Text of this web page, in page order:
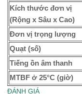
Kích thước đơn vị
(Rộng x Sâu x Cao)
Đơn vị trọng lượng
Quạt (số)
Tiếng ồn âm thanh
MTBF ở 25°C (giờ)
ĐÁNH GIÁ